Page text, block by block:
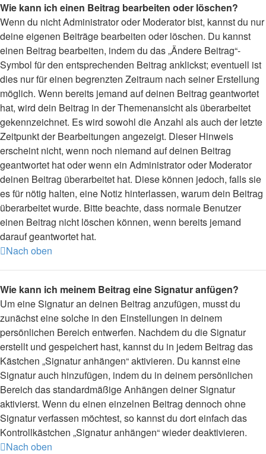
Wie kann ich einen Beitrag bearbeiten oder löschen?
Wenn du nicht Administrator oder Moderator bist, kannst du nur
deine eigenen Beiträge bearbeiten oder löschen. Du kannst
einen Beitrag bearbeiten, indem du das „Ändere Beitrag“-
Symbol für den entsprechenden Beitrag anklickst; eventuell ist
dies nur für einen begrenzten Zeitraum nach seiner Erstellung
möglich. Wenn bereits jemand auf deinen Beitrag geantwortet
hat, wird dein Beitrag in der Themenansicht als überarbeitet
gekennzeichnet. Es wird sowohl die Anzahl als auch der letzte
Zeitpunkt der Bearbeitungen angezeigt. Dieser Hinweis
erscheint nicht, wenn noch niemand auf deinen Beitrag
geantwortet hat oder wenn ein Administrator oder Moderator
deinen Beitrag überarbeitet hat. Diese können jedoch, falls sie
es für nötig halten, eine Notiz hinterlassen, warum dein Beitrag
überarbeitet wurde. Bitte beachte, dass normale Benutzer
einen Beitrag nicht löschen können, wenn bereits jemand
darauf geantwortet hat.
Nach oben
Wie kann ich meinem Beitrag eine Signatur anfügen?
Um eine Signatur an deinen Beitrag anzufügen, musst du
zunächst eine solche in den Einstellungen in deinem
persönlichen Bereich entwerfen. Nachdem du die Signatur
erstellt und gespeichert hast, kannst du in jedem Beitrag das
Kästchen „Signatur anhängen“ aktivieren. Du kannst eine
Signatur auch hinzufügen, indem du in deinem persönlichen
Bereich das standardmäßige Anhängen deiner Signatur
aktivierst. Wenn du einen einzelnen Beitrag dennoch ohne
Signatur verfassen möchtest, so kannst du dort einfach das
Kontrollkästchen „Signatur anhängen“ wieder deaktivieren.
Nach oben